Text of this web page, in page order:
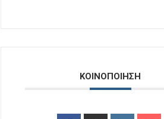
ΚΟΙΝΟΠΟΙΗΣΗ